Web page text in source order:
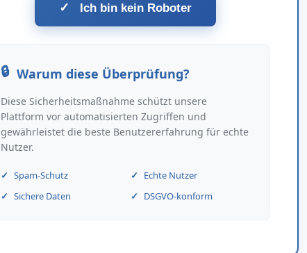
✓ Ich bin kein Roboter
Warum diese Überprüfung?
Diese Sicherheitsmaßnahme schützt unsere
Plattform vor automatisierten Zugriffen und
gewährleistet die beste Benutzererfahrung für echte
Nutzer.
Spam-Schutz
Echte Nutzer
Sichere Daten
DSGVO-konform